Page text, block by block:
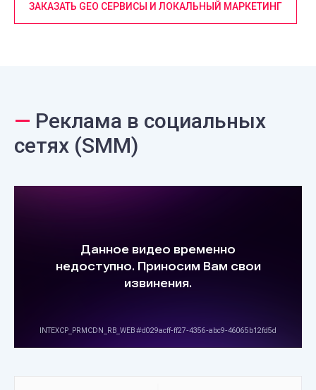
ЗАКАЗАТЬ GEO СЕРВИСЫ И ЛОКАЛЬНЫЙ МАРКЕТИНГ
— Реклама в социальных
сетях (SMM)